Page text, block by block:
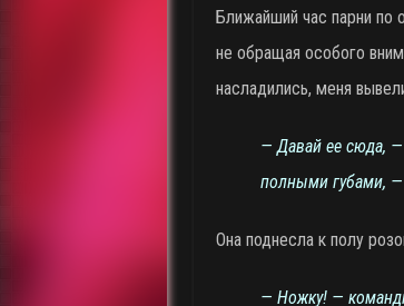
Ближайший час парни по
не обращая особого
насладились, меня
— Давай ее сюда,
полными губами, —
Она поднесла к полу
— Ножку! —